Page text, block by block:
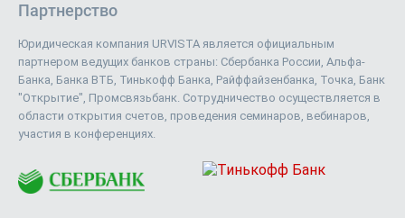
Партнерство
Юридическая компания URVISTA является официальным
партнером ведущих банков страны: Сбербанка России, Альфа-
Банка, Банка ВТБ, Тинькофф Банка, Райффайзенбанка, Точка, Банк
"Открытие", Промсвязьбанк. Сотрудничество осуществляется в
области открытия счетов, проведения семинаров, вебинаров,
участия в конференциях.